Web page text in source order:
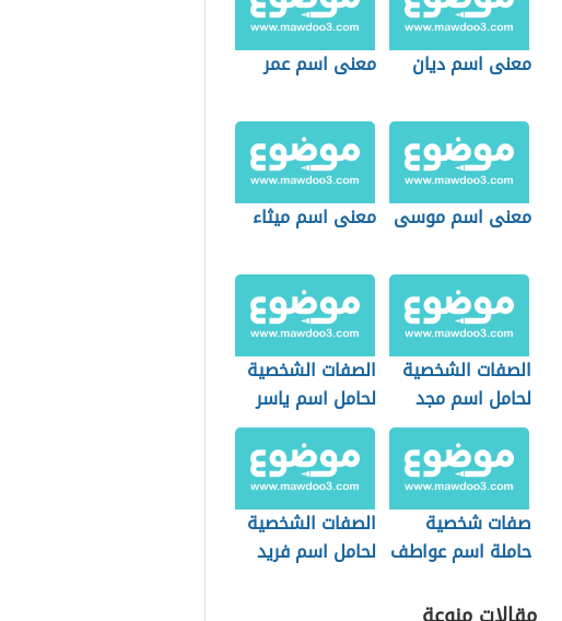
معنى اسم ديان معنى اسم عمر
معنى اسم موسى معنى اسم ميثاء
الصفات الشخصية
لحامل اسم مجد
الصفات الشخصية
لحامل اسم ياسر
صفات شخصية
حاملة اسم عواطف
الصفات الشخصية
لحامل اسم فريد